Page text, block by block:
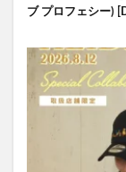
ブ プロフェシー)